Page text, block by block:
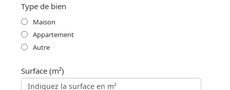
Type de bien
Maison
Appartement
Autre
Surface (m²)